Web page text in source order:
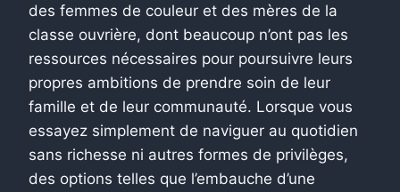
des femmes de couleur et des mères de la
classe ouvrière, dont beaucoup n’ont pas les
ressources nécessaires pour poursuivre leurs
propres ambitions de prendre soin de leur
famille et de leur communauté. Lorsque vous
essayez simplement de naviguer au quotidien
sans richesse ni autres formes de privilèges,
des options telles que l’embauche d’une